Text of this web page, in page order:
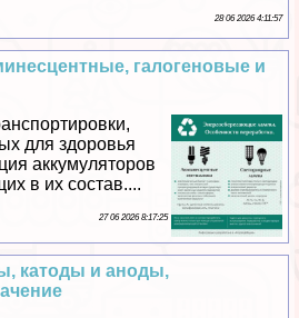
28 06 2026 4:11:57
галогеновые и
для здоровья
аккумуляторов
в их состав....
27 06 2026 8:17:25
катоды и аноды,